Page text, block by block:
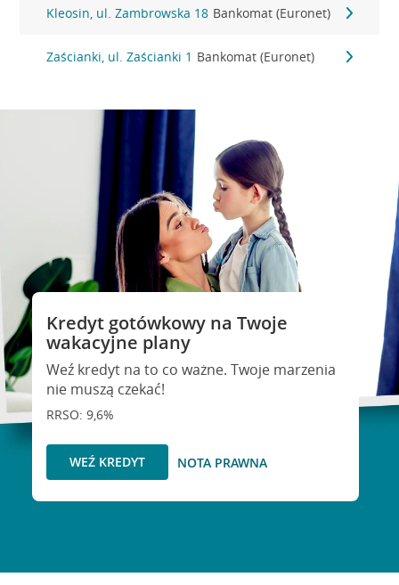
Kleosin, ul. Zambrowska 18 Bankomat (Euronet)
Zaścianki, ul. Zaścianki 1 Bankomat (Euronet)
Kredyt gotówkowy na Twoje
wakacyjne plany
Weź kredyt na to co ważne. Twoje marzenia
nie muszą czekać!
RRSO: 9,6%
WEŹ KREDYT NOTA PRAWNA